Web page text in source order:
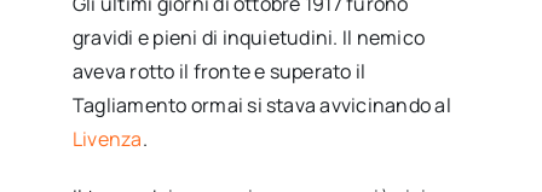
gravidi e pieni di inquietudini. Il nemico
aveva rotto il fronte e superato il
Tagliamento ormai si stava avvicinando al
Livenza.